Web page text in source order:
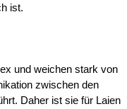
ist.
und weichen stark von
zwischen den
Daher ist sie für Laien